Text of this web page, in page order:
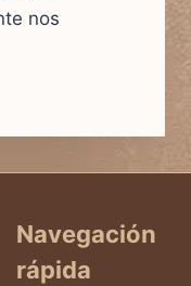
nos
Navegación
rápida